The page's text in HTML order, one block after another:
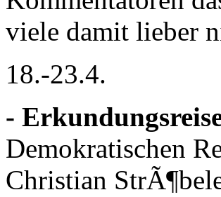
viele damit lieber
18.-23.4.
-
Demokratischen
Christian